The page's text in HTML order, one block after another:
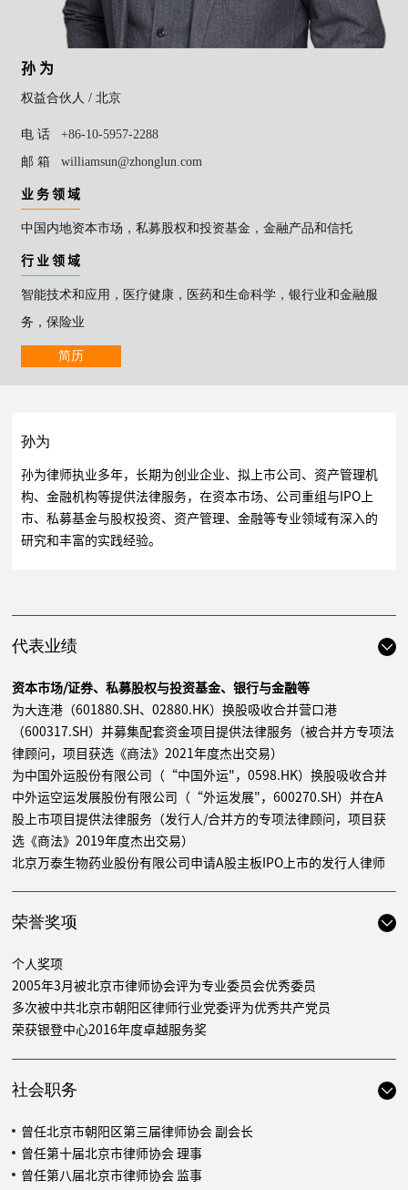
孙 为
权益合伙人 /北京
电 话
+86-10-5957-2288
邮 箱
williamsun@zhonglun.com
业 务 领 域
中国内地资本市场，私募股权和投资基金，金融产品和信托
行 业 领 域
智能技术和应用，医疗健康，医药和生命科学，银行业和金融服
务，保险业
简历
孙为
孙为律师执业多年，长期为创业企业、拟上市公司、资产管理机
构、金融机构等提供法律服务，在资本市场、公司重组与IPO上
市、私募基金与股权投资、资产管理、金融等专业领域有深入的
研究和丰富的实践经验。
代表业绩
资本市场/证券、私募股权与投资基金、银行与金融等
为大连港（601880.SH、02880.HK）换股吸收合并营口港
（600317.SH）并募集配套资金项目提供法律服务（被合并方专项法
律顾问，项目获选《商法》2021年度杰出交易）
为中国外运股份有限公司（“中国外运"，0598.HK）换股吸收合并
中外运空运发展股份有限公司（“外运发展"，600270.SH）并在A
股上市项目提供法律服务（发行人/合并方的专项法律顾问，项目获
选《商法》2019年度杰出交易）
北京万泰生物药业股份有限公司申请A股主板IPO上市的发行人律师
的发行人律师
券项目的中国法律顾问
海南宝华实业股份有限公司（上市公司）控股权转让项目法律顾问
北京天龙股份有限公司（上市公司）重大资产置换重组与并购项目法
律顾问
云南红河光明股份有限公司A股首次公开发行发行人律师
石家庄常山纺织股份有限公司A股首次公开发行发行人律师
甘肃荣华实业（集团）股份有限公司A股首次公开发行发行人律师
甘肃皇台酒业股份有限公司A股首次公开发行发行人律师
四川西昌电力股份有限公司A股首次公开发行主承销商律师
荣誉奖项
个人奖项
2005年3月被北京市律师协会评为专业委员会优秀委员
多次被中共北京市朝阳区律师行业党委评为优秀共产党员
荣获银登中心2016年度卓越服务奖
社会职务
曾任北京市朝阳区第三届律师协会 副会长
曾任第十届北京市律师协会 理事
曾任第八届北京市律师协会 监事